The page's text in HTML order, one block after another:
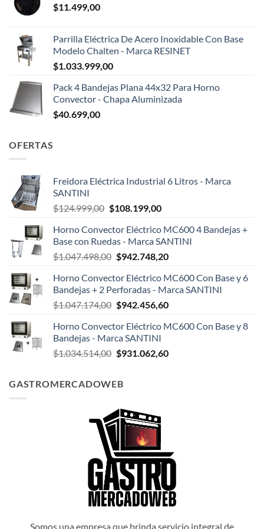
$11.499,00
Parrilla Eléctrica De Acero Inoxidable Con Base
Modelo Chalten - Marca RESINET
$1.033.999,00
Pack 4 Bandejas Plana 44x32 Para Horno
Convector - Chapa Aluminizada
$40.699,00
OFERTAS
Freidora Eléctrica Industrial 6 Litros - Marca
SANTINI
$124.999,00 El
original
era:
$124.999,00.
$108.199,00El
actual
es:
$108.199,00.
Horno Convector Eléctrico MC600 4 Bandejas +
Base con Ruedas - Marca SANTINI
$1.047.498,00 El
original
era:
$1.047.498,00.
$942.748,20El
actual
es:
$942.748,20.
Horno Convector Eléctrico MC600 Con Base y 6
Bandejas + 2 Perforadas - Marca SANTINI
$1.047.174,00 El
original
era:
$1.047.174,00.
$942.456,60El
actual
$942.456,60.
Horno Convector Eléctrico MC600 Con Base y 8
Bandejas - Marca SANTINI
$1.034.514,00 El
era:
$931.062,60El
GASTROMERCADOWEB
Somos una empresa que brinda servicio integral de